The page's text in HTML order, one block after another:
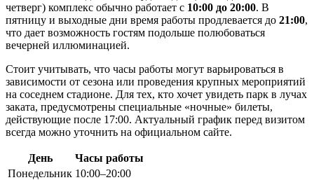
четверг) комплекс обычно работает с 10:00 до 20:00. В
пятницу и выходные дни время работы продлевается до 21:00,
что дает возможность гостям подольше полюбоваться
вечерней иллюминацией.
Стоит учитывать, что часы работы могут варьироваться в
зависимости от сезона или проведения крупных мероприятий
на соседнем стадионе. Для тех, кто хочет увидеть парк в лучах
заката, предусмотрены специальные «ночные» билеты,
действующие после 17:00. Актуальный график перед визитом
всегда можно уточнить на официальном сайте.
День
Часы работы
Понедельник 10:00–20:00